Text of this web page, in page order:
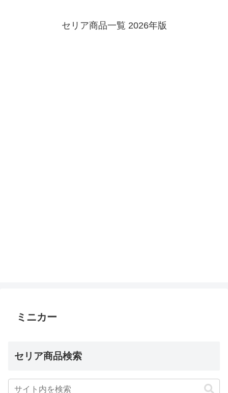
セリア商品一覧 2026年版
ミニカー
セリア商品検索